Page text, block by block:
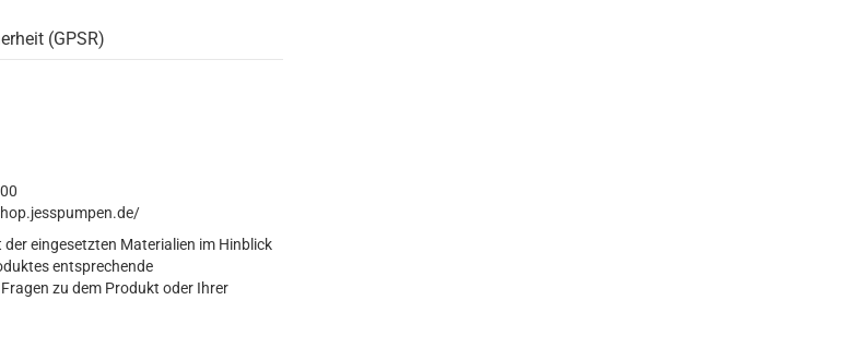
(GPSR)
eingesetzten Materialien im Hinblick
entsprechende
zu dem Produkt oder Ihrer